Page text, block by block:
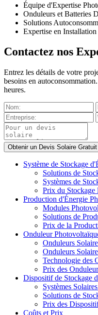
Équipe d'Expertise
Onduleurs et Batteries
Solutions
Expertise en
Contactez nos
Entrez les détails de votre
besoins en
heures.
Système de Stockage
Solutions de
Systèmes de
Prix du Stockage
Production d'Énergie
Modules
Solutions de
Prix de la
Onduleur
Onduleurs
Onduleurs
Technologie des
Prix des
Dispositif de Stockage
Systèmes
Solutions de
Prix des
Coûts et Prix